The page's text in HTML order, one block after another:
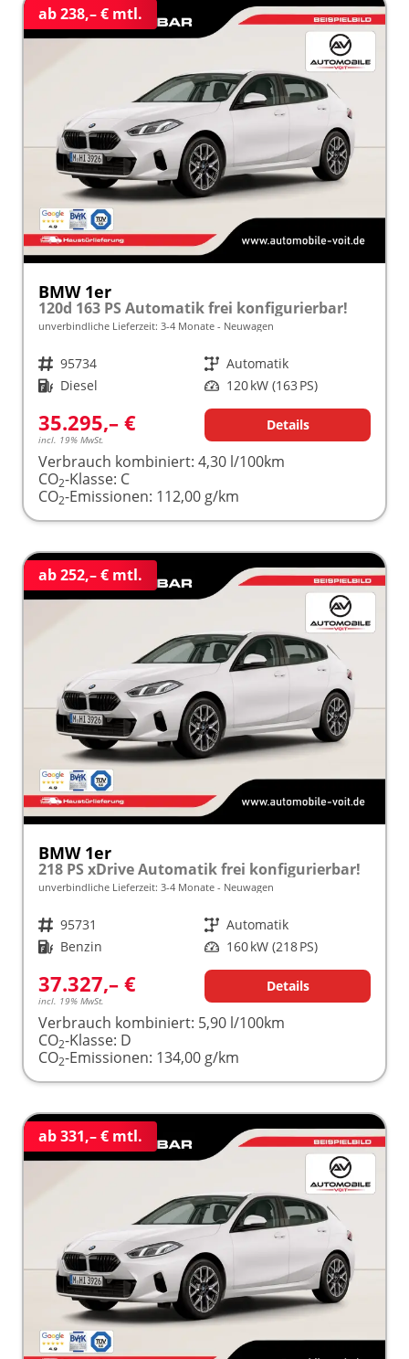
ab 238,– € mtl.
BMW 1er
120d 163 PS Automatik frei konfigurierbar!
unverbindliche Lieferzeit: 3-4 Monate Neuwagen
Fahrzeugnr. 95734 Getriebe Automatik
Kraftstoff Diesel Leistung 120 kW (163 PS)
35.295,– €
incl. 19% MwSt.
Details
Verbrauch kombiniert: 4,30 l/100km
CO2-Klasse: C
CO2-Emissionen: 112,00 g/km
ab 252,– € mtl.
BMW 1er
218 PS xDrive Automatik frei konfigurierbar!
unverbindliche Lieferzeit: 3-4 Monate Neuwagen
Fahrzeugnr. 95731 Getriebe Automatik
Kraftstoff Benzin Leistung 160 kW (218 PS)
37.327,– €
incl. 19% MwSt.
Details
Verbrauch kombiniert: 5,90 l/100km
CO2-Klasse: D
CO2-Emissionen: 134,00 g/km
ab 331,– € mtl.